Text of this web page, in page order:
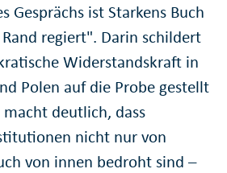
Gesprächs ist Starkens Buch
regiert". Darin schildert
Widerstandskraft in
Polen auf die Probe gestellt
deutlich, dass
nicht nur von
von innen bedroht sind –